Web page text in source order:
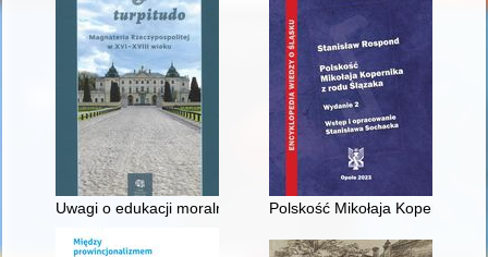
Uwagi o edukacji moralnej synów szlacheckich w XVI-
Polskość Mikołaja Kopernika z